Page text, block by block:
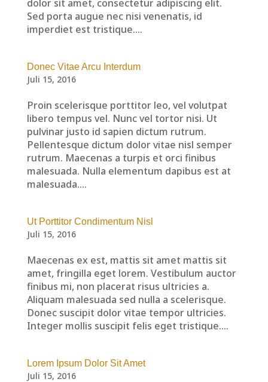
dolor sit amet, consectetur adipiscing elit.
Sed porta augue nec nisi venenatis, id
imperdiet est tristique....
Donec Vitae Arcu Interdum
Juli 15, 2016
Proin scelerisque porttitor leo, vel volutpat
libero tempus vel. Nunc vel tortor nisi. Ut
pulvinar justo id sapien dictum rutrum.
Pellentesque dictum dolor vitae nisl semper
rutrum. Maecenas a turpis et orci finibus
malesuada. Nulla elementum dapibus est at
malesuada....
Ut Porttitor Condimentum Nisl
Juli 15, 2016
Maecenas ex est, mattis sit amet mattis sit
amet, fringilla eget lorem. Vestibulum auctor
finibus mi, non placerat risus ultricies a.
Aliquam malesuada sed nulla a scelerisque.
Donec suscipit dolor vitae tempor ultricies.
Integer mollis suscipit felis eget tristique....
Lorem Ipsum Dolor Sit Amet
Juli 15, 2016